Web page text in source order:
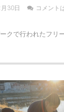
30日
コメント
クで行われたフリ